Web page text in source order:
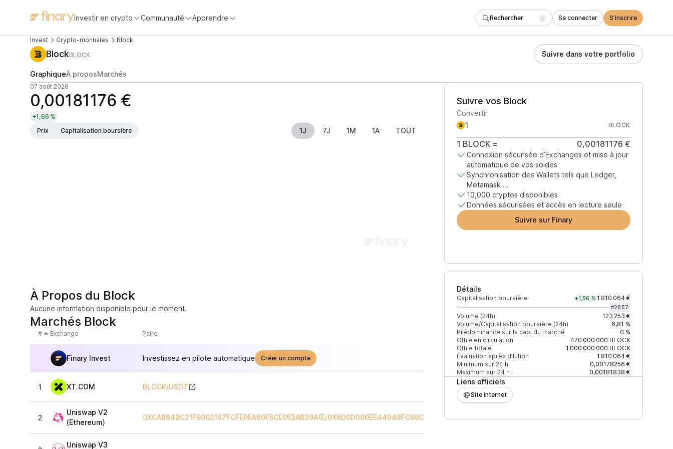
Investir en crypto Communauté Apprendre Rechercher / Se connecter S'inscrire
Invest Crypto-monnaies Block
BlockBLOCK Suivre dans votre portfolio
GraphiqueÀ proposMarchés
07 août 2026
0,00181176 €
+1,66 %
Prix
Capitalisation boursière 1J 7J 1M 1A TOUT
Suivre vos Block
Convertir
BLOCK
1 BLOCK= 0,00181176 €
Connexion sécurisée d’Exchanges et mise à jour
automatique de vos soldes
Synchronisation des Wallets tels que Ledger,
Metamask ...
10,000 cryptos disponibles
Données sécurisées et accès en lecture seule
Suivre sur Finary
Détails
Capitalisation boursière +1,56 % 1 810 064 €
#2857
Volume (24h)
123 253 €
Volume/Capitalisation boursière (24h)
6,81 %
Prédominance sur la cap. du marché
0 %
Offre en circulation
470 000 000 BLOCK
Offre Totale
1 000 000 000 BLOCK
Évaluation après dilution
1 810 064 €
Minimum sur 24 h
0,00178256 €
Maximum sur 24 h
0,00181838 €
Liens officiels
Site internet
À Propos du Block
Aucune information disponible pour le moment.
Marchés Block
# Exchange Paire +2% depth
Finary Invest Investissez en pilote automatique Créer un compte
1 XT.COM BLOCK/USDT
2
Uniswap V2
(Ethereum)
0XCAB84BC21F9092167FCFE0EA60F5CE053AB39A1E/0X8D0D000EE44948FC98C9B98A4FA4921476F08B0D 0,00209269 $ 7 574 $
Uniswap V3